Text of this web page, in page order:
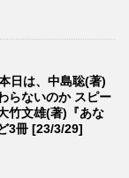
日は、中島聡(著)
らないのか スピー
竹文雄(著)『あな
3冊 [23/3/29]